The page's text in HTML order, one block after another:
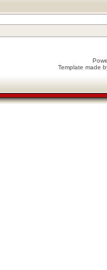
Template made